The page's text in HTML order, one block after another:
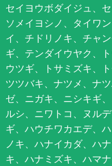
セイヨウボダイジュ、
ソメイヨシノ、タイワ
イ、チドリノキ、チャ
ギ、テンダイウヤク、
ウツギ、トサミズキ、
ツツバキ、ナツメ、ナ
ゼ、ニガキ、ニシキギ
ルシ、ニワトコ、ヌル
ギ、ハウチワカエデ、
ノキ、ハナイカダ、ハ
キ、ハナミズキ、ハマ